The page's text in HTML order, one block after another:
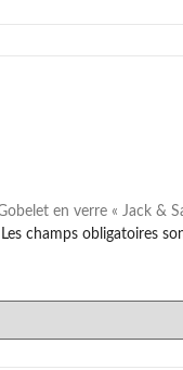
en verre « Jack &
Les champs obligatoires